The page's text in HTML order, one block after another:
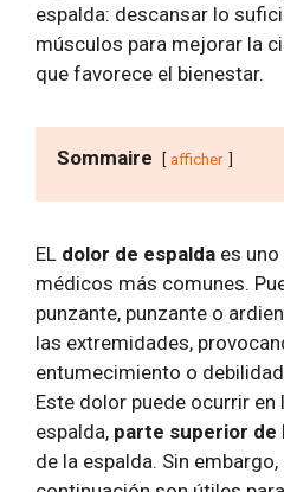
espalda: descansar lo
músculos para mejorar la
que favorece el bienestar.
Sommaire afficher
EL dolor de espalda es
médicos más comunes.
punzante, punzante o
las extremidades,
entumecimiento o
Este dolor puede ocurrir en
espalda, parte superior de
de la espalda. Sin